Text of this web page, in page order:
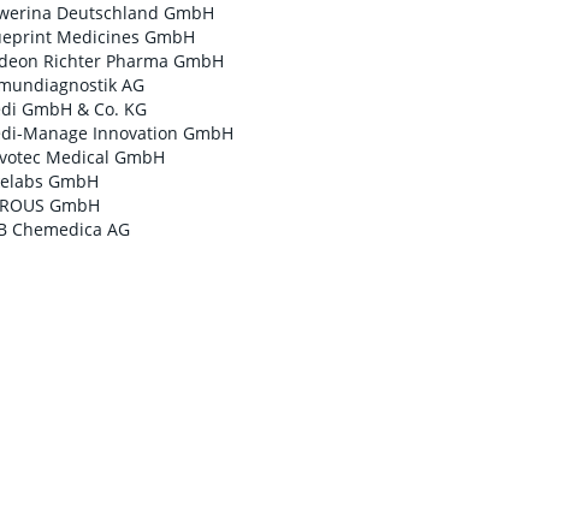
Deutschland GmbH
Medicines GmbH
Richter Pharma GmbH
AG
GmbH & Co. KG
Manage Innovation GmbH
Medical GmbH
GmbH
GmbH
Chemedica AG